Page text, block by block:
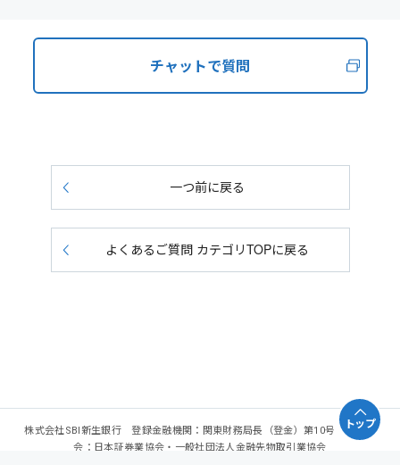
チャットで質問
一つ前に戻る
よくあるご質問 カテゴリTOPに戻る
株式会社SBI新生銀行 登録金融機関：関東財務局長（登金）第10号 加入協
会：日本証券業協会・一般社団法人金融先物取引業協会
トップ